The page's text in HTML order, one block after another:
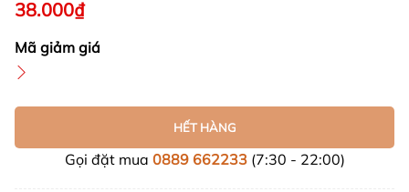
38.000₫
Mã giảm giá
HẾT HÀNG
Gọi đặt mua 0889 662233(7:30 - 22:00)